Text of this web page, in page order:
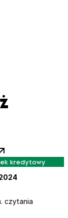
kredytowy
czytania